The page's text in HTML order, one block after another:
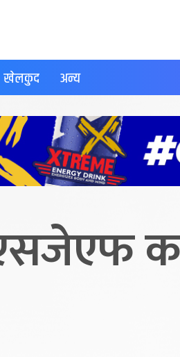
खेलकुद अन्य